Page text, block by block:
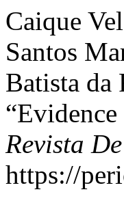
Caique
Santos
Batista da
Revista
https://